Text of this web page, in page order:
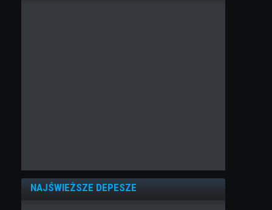
NAJŚWIEŻSZE DEPESZE